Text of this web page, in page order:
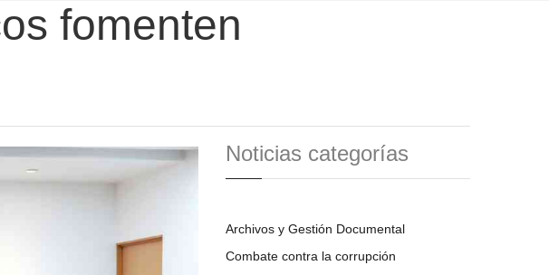
fomenten
Noticias categorías
Archivos y Gestión Documental
Combate contra la corrupción